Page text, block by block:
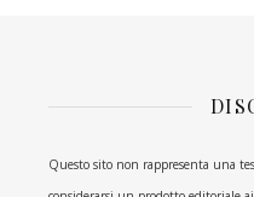
Questo sito non rappresenta una